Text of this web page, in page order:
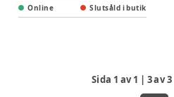
Online Slutsåld i butik
Sida 1 av1 | 3av3